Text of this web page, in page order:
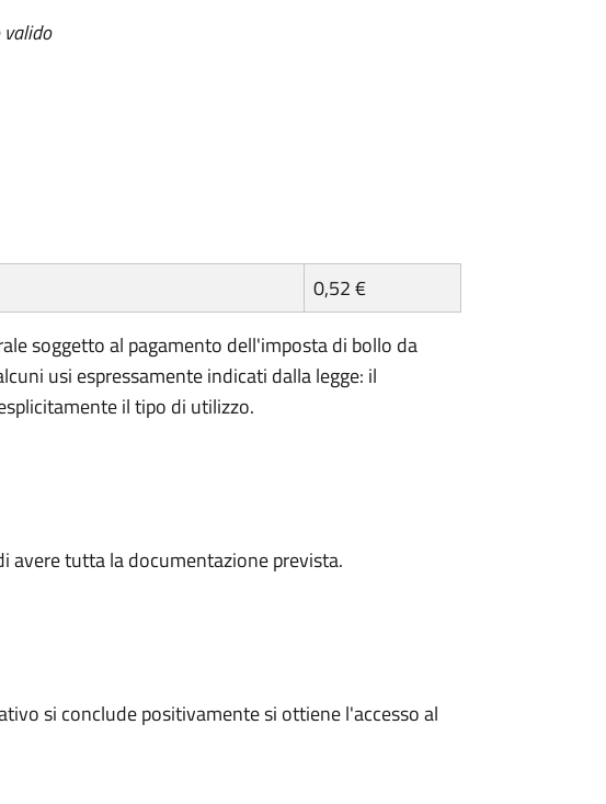
0,52 €
soggetto al pagamento dell'imposta di bollo da
usi espressamente indicati dalla legge: il
il tipo di utilizzo.
avere tutta la documentazione prevista.
si conclude positivamente si ottiene l'accesso al